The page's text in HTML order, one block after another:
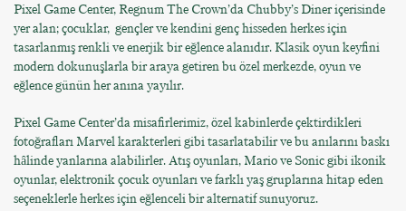
Pixel Game Center, Regnum The Crown’da Chubby’s Diner içerisinde
yer alan; çocuklar, gençler ve kendini genç hisseden herkes için
tasarlanmış renkli ve enerjik bir eğlence alanıdır. Klasik oyun keyfini
modern dokunuşlarla bir araya getiren bu özel merkezde, oyun ve
eğlence günün her anına yayılır.
Pixel Game Center’da misafirlerimiz, özel kabinlerde çektirdikleri
fotoğrafları Marvel karakterleri gibi tasarlatabilir ve bu anılarını baskı
hâlinde yanlarına alabilirler. Atış oyunları, Mario ve Sonic gibi ikonik
oyunlar, elektronik çocuk oyunları ve farklı yaş gruplarına hitap eden
seçeneklerle herkes için eğlenceli bir alternatif sunuyoruz.